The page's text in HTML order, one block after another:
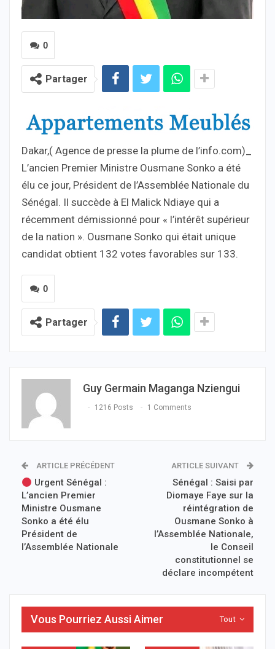
0
Partager
Dakar,( Agence de presse la plume de l’info.com)_
L’ancien Premier Ministre Ousmane Sonko a été
élu ce jour, Président de l’Assemblée Nationale du
Sénégal. Il succède à El Malick Ndiaye qui a
récemment démissionné pour « l’intérêt supérieur
de la nation ». Ousmane Sonko qui était unique
candidat obtient 132 votes favorables sur 133.
0
Partager
Guy Germain Maganga Nziengui
1216 Posts 1 Comments
ARTICLE PRÉCÉDENT
Urgent Sénégal :
L’ancien Premier
Ministre Ousmane
Sonko a été élu
Président de
l’Assemblée Nationale
ARTICLE SUIVANT
Sénégal : Saisi par
Diomaye Faye sur la
réintégration de
Ousmane Sonko à
l’Assemblée Nationale,
le Conseil
constitutionnel se
déclare incompétent
Tout
Vous Pourriez Aussi Aimer